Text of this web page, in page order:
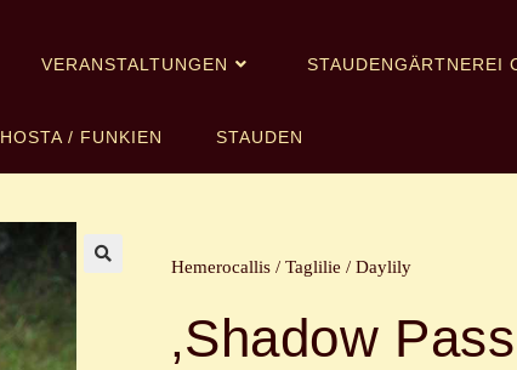
VERANSTALTUNGEN STAUDENGÄRTNEREI
HOSTA / FUNKIEN STAUDEN
Hemerocallis / Taglilie / Daylily
‚Shadow